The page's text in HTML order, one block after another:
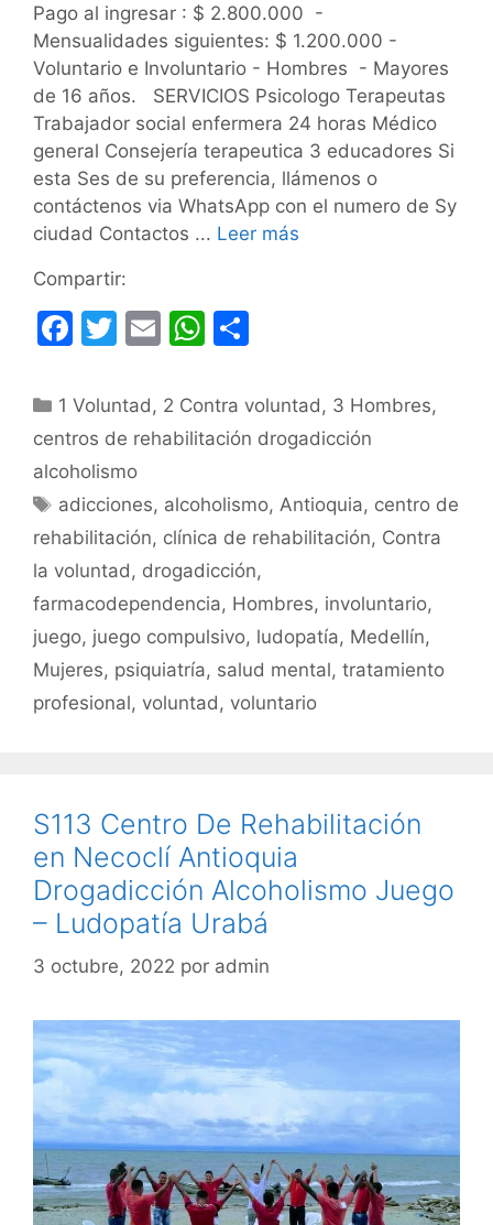
Pago al ingresar : $ 2.800.000 -
Mensualidades siguientes: $ 1.200.000 -
Voluntario e Involuntario - Hombres - Mayores
de 16 años. SERVICIOS Psicologo Terapeutas
Trabajador social enfermera 24 horas Médico
general Consejería terapeutica 3 educadores Si
esta Ses de su preferencia, llámenos o
contáctenos via WhatsApp con el numero de Sy
ciudad Contactos ... Leer más
Compartir:
F
c
e
b
o
o
k
T
itt
er
E
ai
l
W
at
s
p
p
m
p
tir
Categorías
1 Voluntad, 2 Contra voluntad, 3 Hombres,
centros de rehabilitación drogadicción
alcoholismo
Etiquetas
adicciones, alcoholismo,Antioquia, centro de
rehabilitación, clínica de rehabilitación, Contra
la voluntad, drogadicción,
farmacodependencia, Hombres, involuntario,
juego, juego compulsivo, ludopatía, Medellín,
Mujeres, psiquiatría, salud mental, tratamiento
profesional, voluntad, voluntario
S113 Centro De Rehabilitación
en Necoclí Antioquia
Drogadicción Alcoholismo Juego
– Ludopatía Urabá
3 octubre, 2022 por admin